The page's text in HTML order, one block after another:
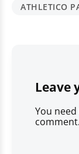
ATHLETICO
Leave
You
comment.